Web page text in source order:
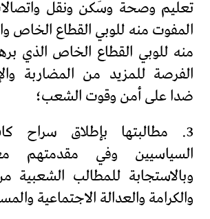
تعليم وصحة وسَكن ونقل
المفوت منه للوبي القطاع الخاص
منه للوبي القطاع الخاص الذي
الفرصة للمزيد من المضاربة
ضدا على أمن وقوت الشعب؛
3. مطالبتها بإطلاق سراح
السياسيين وفي مقدمتهم
وبالاستجابة للمطالب الشعبية
والكرامة والعدالة الاجتماعية